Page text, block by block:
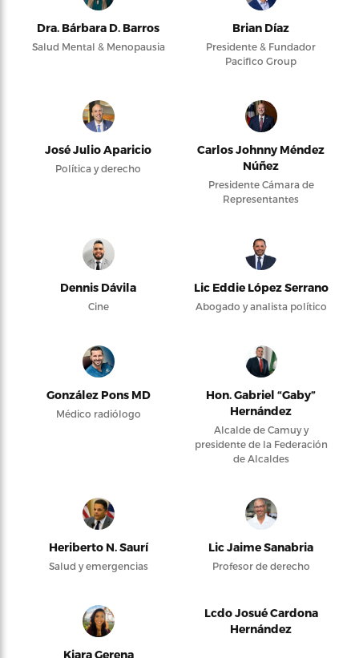
Dra. Bárbara D. Barros
Salud Mental & Menopausia
Brian Díaz
Presidente & Fundador
Pacifico Group
José Julio Aparicio
Política y derecho
Carlos Johnny Méndez
Núñez
Presidente Cámara de
Representantes
Dennis Dávila
Cine
Lic Eddie López Serrano
Abogado y analista político
González Pons MD
Médico radiólogo
Hon. Gabriel “Gaby”
Hernández
Alcalde de Camuy y
presidente de la Federación
de Alcaldes
Heriberto N. Saurí
Salud y emergencias
Lic Jaime Sanabria
Profesor de derecho
Kiara Gerena
Lcdo Josué Cardona
Hernández